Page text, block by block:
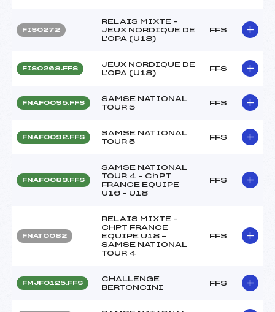
FIS0272
RELAIS MIXTE –
JEUX NORDIQUE DE
L'OPA (U18)
FFS
FIS0268.FFS
JEUX NORDIQUE DE
L'OPA (U18)
FFS
FNAF0095.FFS
SAMSE NATIONAL
TOUR 5
FFS
FNAF0092.FFS
SAMSE NATIONAL
TOUR 5
FFS
FNAF0083.FFS
SAMSE NATIONAL
TOUR 4 – ChPT
FRANCE EQUIPE
U16 – U18
FFS
FNAT0082
RELAIS MIXTE –
CHPT FRANCE
EQUIPE U18 –
SAMSE NATIONAL
TOUR 4
FFS
FMJF0125.FFS
CHALLENGE
BERTONCINI
FFS